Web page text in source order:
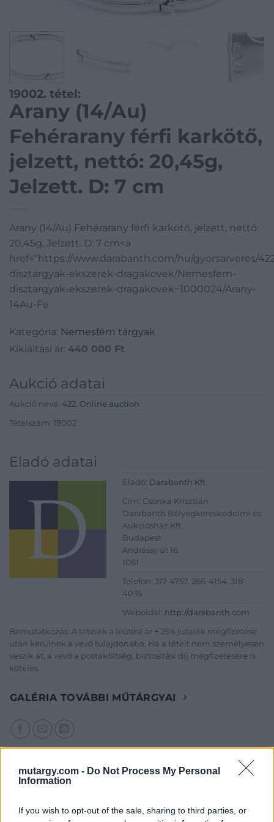
mutargy.com - Do Not Process My Personal
Information
If you wish to opt-out of the sale, sharing to third parties, or
19002. tétel:
Arany (14/Au)
Fehérarany férfi karkötő,
jelzett, nettó: 20,45g,
Jelzett. D: 7 cm
Arany (14/Au) Fehérarany férfi karkötő, jelzett, nettó:
20,45g, Jelzett. D: 7 cm<a
href="https://www.darabanth.com/hu/gyorsarveres/
disztargyak-ekszerek-dragakovek/Nemesfem-
disztargyak-ekszerek-dragakovek~1000024/Arany-
14Au-Fe
Kategória: Nemesfém tárgyak
Kikiáltási ár: 440 000 Ft
Aukció adatai
Aukció neve: 422. Online auction
Tételszám: 19002
Eladó adatai
Eladó: Darabanth Kft
Cím: Csonka Krisztián
Darabanth Bélyegkereskedelmi és
Aukciósház Kft.
Budapest
Andrássy út 16.
1061
Telefon: 317-4757, 266-4154, 318-
4035
Weboldal: http://darabanth.com
Bemutatkozás: A tételek a leütési ár + 25% jutalék megfizetése
után kerülnek a vevő tulajdonába. Ha a tételt nem személyesen
veszik át, a vevő a postaköltség, biztosítási díj megfizetésére is
köteles.
GALÉRIA TOVÁBBI MŰTÁRGYAI
KAPCSOLÓDÓ MŰTÁRGYAK